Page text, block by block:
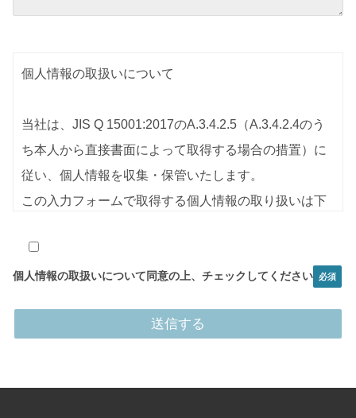
個人情報の取扱いについて
当社は、JIS Q 15001:2017のA.3.4.2.5（A.3.4.2.4のう
ち本人から直接書面によって取得する場合の措置）に
従い、個人情報を収集・保管いたします。
この入力フォームで取得する個人情報の取り扱いは下
て利用することはございません。
個人情報の取扱いについて同意の上、チェックしてください